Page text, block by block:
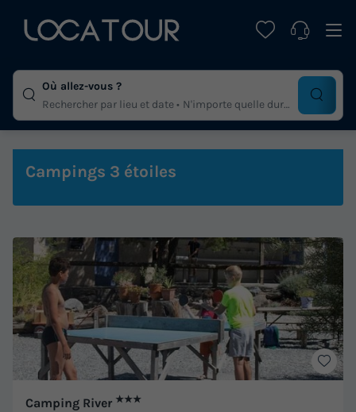
Où allez-vous ?
Rechercher par lieu et date
N'importe quelle duree
Campings 3 étoiles
Camping River ★★★